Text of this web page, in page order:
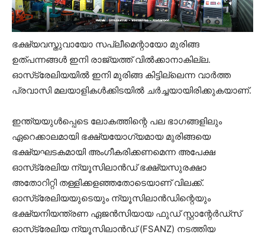
ഭക്ഷ്യവസ്തുവായോ സപ്ലീമെന്റായോ മുരിങ്ങ
ഉത്പന്നങ്ങള്‍ ഇനി രാജ്യത്ത് വില്‍ക്കാനാകില്ല.
ഓസ്‌ട്രേലിയയില്‍ ഇനി മുരിങ്ങ കിട്ടില്ലെന്ന വാര്‍ത്ത
പ്രവാസി മലയാളികള്‍ക്കിടയില്‍ ചര്‍ച്ചയായിരിക്കുകയാണ്.
ഇന്ത്യയുള്‍പ്പെടെ ലോകത്തിന്റെ പല ഭാഗങ്ങളിലും
ഏറെക്കാലമായി ഭക്ഷ്യയോഗ്യമായ മുരിങ്ങയെ
ഭക്ഷ്യഘടകമായി അംഗീകരിക്കണമെന്ന അപേക്ഷ
ഓസ്‌ട്രേലിയ ന്യൂസിലാന്‍ഡ് ഭക്ഷ്യസുരക്ഷാ
അതോറിറ്റി തള്ളിക്കളഞ്ഞതോടെയാണ് വിലക്ക്.
ഓസ്‌ട്രേലിയയുടെയും ന്യൂസിലാന്‍ഡിന്റെയും
ഭക്ഷ്യനിയന്ത്രണ ഏജന്‍സിയായ ഫുഡ് സ്റ്റാന്റേര്‍ഡ്‌സ്
ഓസ്‌ട്രേലിയ ന്യൂസിലാന്‍ഡ് (FSANZ) നടത്തിയ